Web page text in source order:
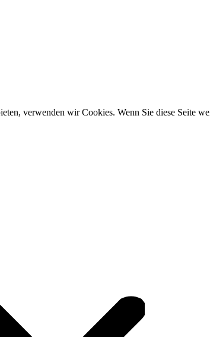
verwenden wir Cookies. Wenn Sie diese Seite